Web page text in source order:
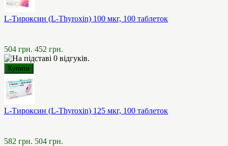
L-Тироксин (L-Thyroxin) 100 мкг, 100 таблеток
504 грн. 452 грн.
L-Тироксин (L-Thyroxin) 125 мкг, 100 таблеток
582 грн. 504 грн.